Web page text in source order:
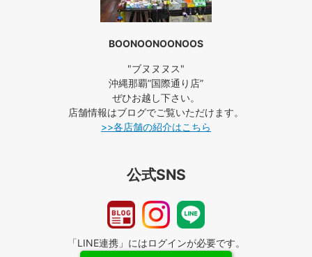
BOONOONOONOOS
"ブヌヌヌス"
沖縄那覇”国際通り店”
ぜひお越し下さい。
店舗情報はブログでご覧いただけます。
>>各店舗の紹介はこちら
公式SNS
「LINE連携」にはログインが必要です。